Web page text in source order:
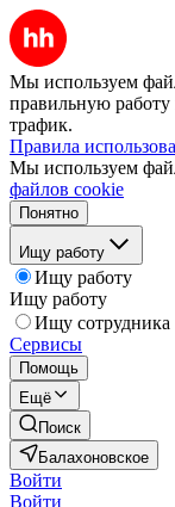
Мы используем
правильную работу
трафик.
Правила
Мы используем
файлов cookie
Понятно
Ищу работу
Ищу работу
Ищу работу
Ищу сотрудника
Сервисы
Помощь
Ещё
Поиск
Балахоновское
Войти
Войти